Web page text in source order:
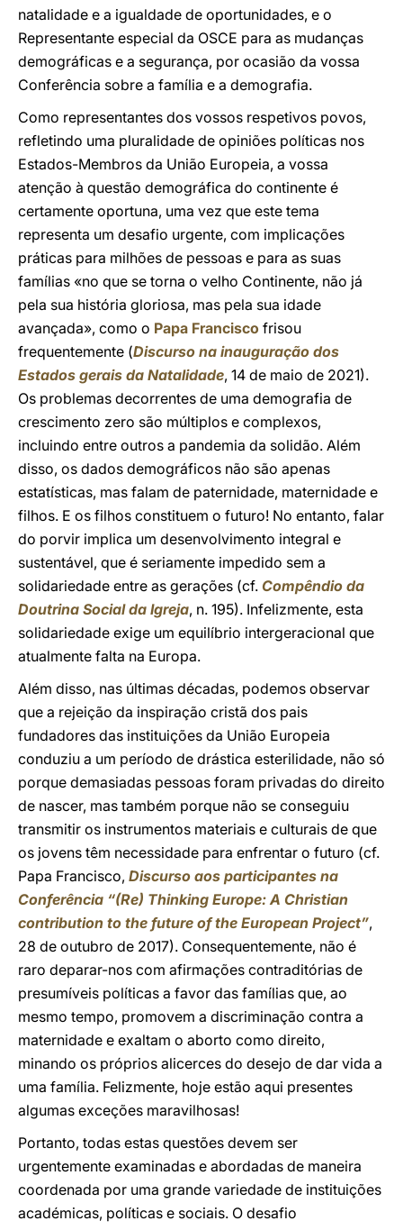
natalidade e a igualdade de oportunidades, e o
Representante especial da OSCE para as mudanças
demográficas e a segurança, por ocasião da vossa
Conferência sobre a família e a demografia.
Como representantes dos vossos respetivos povos,
refletindo uma pluralidade de opiniões políticas nos
Estados-Membros da União Europeia, a vossa
atenção à questão demográfica do continente é
certamente oportuna, uma vez que este tema
representa um desafio urgente, com implicações
práticas para milhões de pessoas e para as suas
famílias «no que se torna o velho Continente, não já
pela sua história gloriosa, mas pela sua idade
avançada», como o Papa Francisco frisou
frequentemente (Discurso na inauguração dos
Estados gerais da Natalidade, 14 de maio de 2021).
Os problemas decorrentes de uma demografia de
crescimento zero são múltiplos e complexos,
incluindo entre outros a pandemia da solidão. Além
disso, os dados demográficos não são apenas
estatísticas, mas falam de paternidade, maternidade e
filhos. E os filhos constituem o futuro! No entanto, falar
do porvir implica um desenvolvimento integral e
sustentável, que é seriamente impedido sem a
solidariedade entre as gerações (cf. Compêndio da
Doutrina Social da Igreja, n. 195). Infelizmente, esta
solidariedade exige um equilíbrio intergeracional que
atualmente falta na Europa.
Além disso, nas últimas décadas, podemos observar
que a rejeição da inspiração cristã dos pais
fundadores das instituições da União Europeia
conduziu a um período de drástica esterilidade, não só
porque demasiadas pessoas foram privadas do direito
de nascer, mas também porque não se conseguiu
transmitir os instrumentos materiais e culturais de que
os jovens têm necessidade para enfrentar o futuro (cf.
Papa Francisco, Discurso aos participantes na
Conferência “(Re) Thinking Europe: A Christian
contribution to the future of the European Project”,
28 de outubro de 2017). Consequentemente, não é
raro deparar-nos com afirmações contraditórias de
presumíveis políticas a favor das famílias que, ao
mesmo tempo, promovem a discriminação contra a
maternidade e exaltam o aborto como direito,
minando os próprios alicerces do desejo de dar vida a
uma família. Felizmente, hoje estão aqui presentes
algumas exceções maravilhosas!
Portanto, todas estas questões devem ser
urgentemente examinadas e abordadas de maneira
coordenada por uma grande variedade de instituições
académicas, políticas e sociais. O desafio